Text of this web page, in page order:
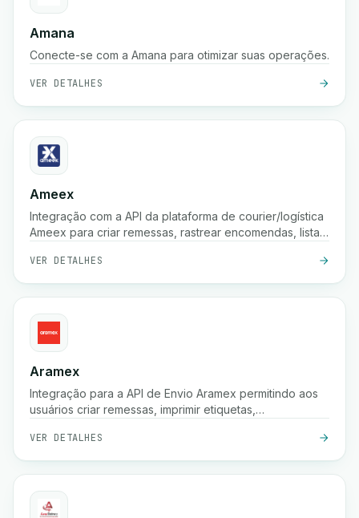
Amana
Conecte-se com a Amana para otimizar suas operações.
VER DETALHES
Ameex
Integração com a API da plataforma de courier/logística
Ameex para criar remessas, rastrear encomendas, listar
VER DETALHES
Aramex
Integração para a API de Envio Aramex permitindo aos
usuários criar remessas, imprimir etiquetas,
VER DETALHES